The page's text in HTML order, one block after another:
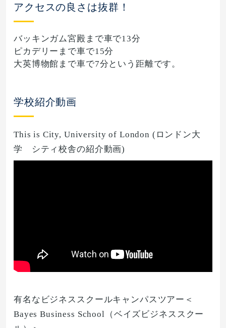
アクセスの良さは抜群！
バッキンガム宮殿まで車で13分
ピカデリーまで車で15分
大英博物館まで車で7分という距離です。
学校紹介動画
This is City, University of London (ロンドン大
学 シティ校舎の紹介動画)
有名なビジネススクールキャンパスツアー＜
Bayes Business School（ベイズビジネススクー